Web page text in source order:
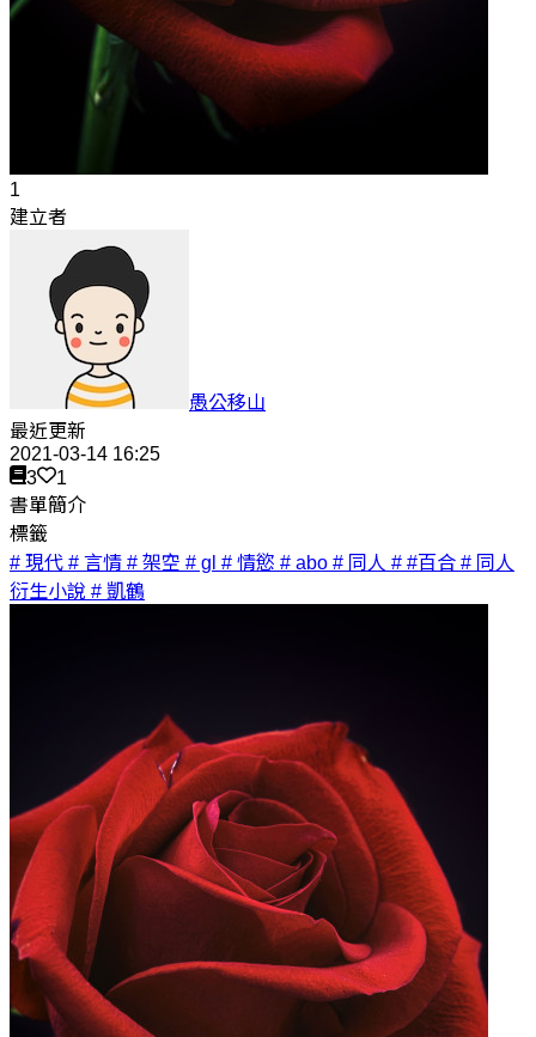
1
建立者
愚公移山
最近更新
2021-03-14 16:25
3
1
書單簡介
標籤
# 現代 # 言情 # 架空 # gl # 情慾 # abo # 同人 # #百合 # 同人
衍生小說 # 凱鶴